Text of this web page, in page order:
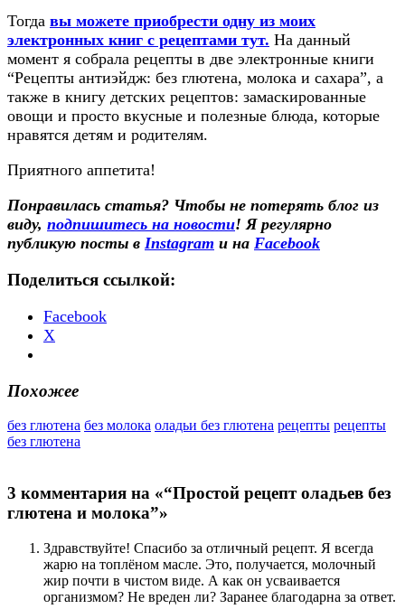
Тогда вы можете приобрести одну из моих
электронных книг с рецептами тут. На данный
момент я собрала рецепты в две электронные книги
“Рецепты антиэйдж: без глютена, молока и сахара”, а
также в книгу детских рецептов: замаскированные
овощи и просто вкусные и полезные блюда, которые
нравятся детям и родителям.
Приятного аппетита!
Понравилась статья? Чтобы не потерять блог из
виду, подпишитесь на новости! Я регулярно
публикую посты в Instagram и на Facebook
Поделиться ссылкой:
Facebook
X
Похожее
без глютена без молока оладьи без глютена рецепты рецепты
без глютена
3 комментария на «“Простой рецепт оладьев без
глютена и молока”»
Здравствуйте! Спасибо за отличный рецепт. Я всегда
жарю на топлёном масле. Это, получается, молочный
жир почти в чистом виде. А как он усваивается
организмом? Не вреден ли? Заранее благодарна за ответ.